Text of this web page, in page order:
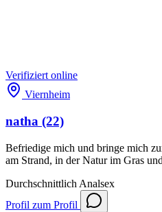
Verifiziert online
Viernheim
natha (22)
Befriedige mich und bringe mich
am Strand, in der Natur im Gras
Durchschnittlich Analsex
Profil zum Profil